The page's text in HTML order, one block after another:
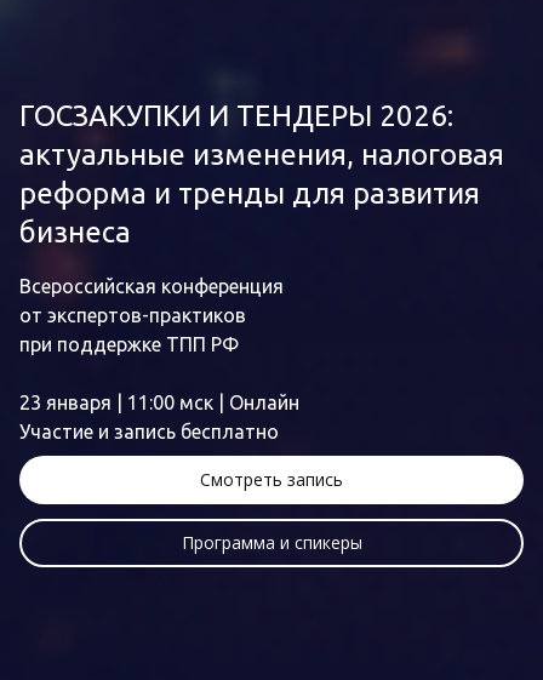
ГОСЗАКУПКИ И ТЕНДЕРЫ 2026:
актуальные изменения, налоговая
реформа и тренды для развития
бизнеса
Всероссийская конференция
от экспертов-практиков
при поддержке ТПП РФ
23 января | 11:00 мск | Онлайн
Участие и запись бесплатно
Смотреть запись
Программа и спикеры